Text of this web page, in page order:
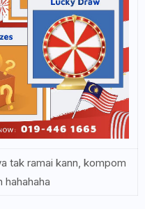
tak ramai kann, kompom
hahahaha